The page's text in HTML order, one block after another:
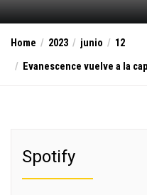
Home 2023 junio
12
Evanescence vuelve a la
Spotify